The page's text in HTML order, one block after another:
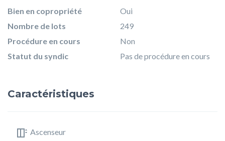
Bien en copropriété
Oui
Nombre de lots
249
Procédure en cours
Non
Statut du syndic
Pas de procédure en cours
Caractéristiques
Ascenseur